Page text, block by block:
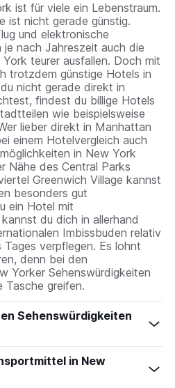
ist für viele ein Lebenstraum.
ist nicht gerade günstig.
und elektronische
je nach Jahreszeit auch die
teurer ausfallen. Doch mit
trotzdem günstige Hotels in
nicht gerade direkt in
findest du billige Hotels
wie beispielsweise
lieber direkt in Manhattan
einem Hotelvergleich auch
in New York
Nähe des Central Parks
Greenwich Village kannst
besonders gut
ein Hotel mit
du dich in allerhand
Imbissbuden relativ
verpflegen. Es lohnt
denn bei den
Yorker Sehenswürdigkeiten
Tasche greifen.
Sehenswürdigkeiten
in New